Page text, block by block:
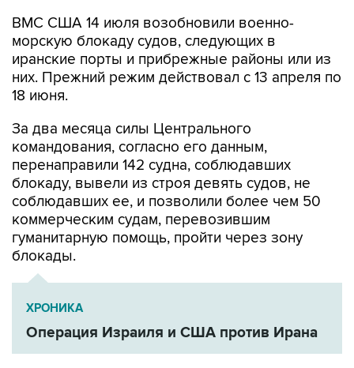
ВМС США 14 июля возобновили военно-
морскую блокаду судов, следующих в
иранские порты и прибрежные районы или из
них. Прежний режим действовал с 13 апреля по
18 июня.
За два месяца силы Центрального
командования, согласно его данным,
перенаправили 142 судна, соблюдавших
блокаду, вывели из строя девять судов, не
соблюдавших ее, и позволили более чем 50
коммерческим судам, перевозившим
гуманитарную помощь, пройти через зону
блокады.
ХРОНИКА
Операция Израиля и США против Ирана